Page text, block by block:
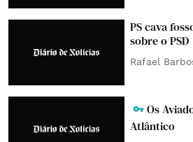
PS cava
sobre o PSD
Rafael
Os
Atlântico